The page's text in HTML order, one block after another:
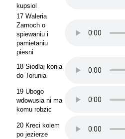
kupsiol
17 Waleria
Zarnoch o
spiewaniu i
pamietaniu
piesni
18 Siodlaj konia
do Torunia
19 Ubogo
wdowusia ni ma
komu robzic
20 Kreci kolem
po jezierze